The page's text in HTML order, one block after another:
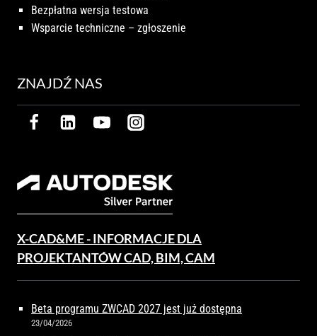
Bezpłatna wersja testowa
Wsparcie techniczne – zgłoszenie
ZNAJDŹ NAS
X-CAD&ME - INFORMACJE DLA
PROJEKTANTÓW CAD, BIM, CAM
Beta programu ZWCAD 2027 jest już dostępna
23/04/2026